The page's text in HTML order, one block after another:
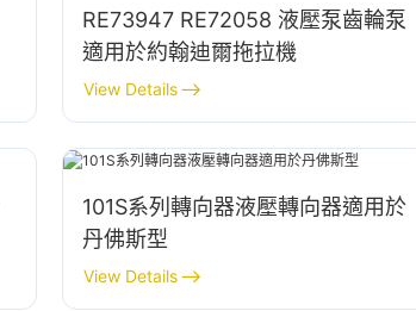
RE73947 RE72058 液壓泵齒輪泵
適用於約翰迪爾拖拉機
View Details
101S系列轉向器液壓轉向器適用於
丹佛斯型
View Details